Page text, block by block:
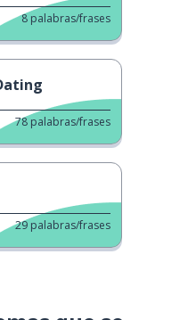
8 palabras/frases
78 palabras/frases
29 palabras/frases